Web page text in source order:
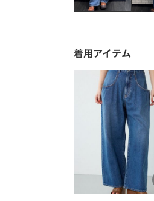
着用アイテム